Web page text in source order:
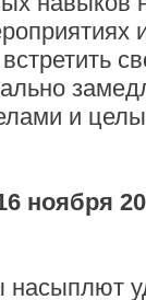
и
ноября
насыплют